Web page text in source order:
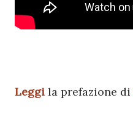
Leggi la prefazione di